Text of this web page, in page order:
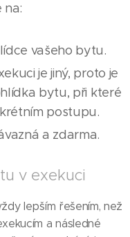
na:
vašeho bytu.
je jiný, proto je
bytu, při které
postupu.
a zdarma.
v exekuci
lepším řešením, než
a následné